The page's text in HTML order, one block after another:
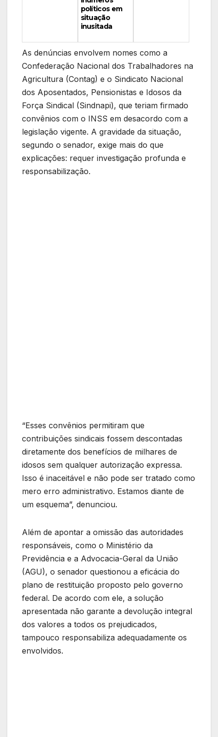
políticos em
situação
inusitada
As denúncias envolvem nomes como a
Confederação Nacional dos Trabalhadores na
Agricultura (Contag) e o Sindicato Nacional
dos Aposentados, Pensionistas e Idosos da
Força Sindical (Sindnapi), que teriam firmado
convênios com o INSS em desacordo com a
legislação vigente. A gravidade da situação,
segundo o senador, exige mais do que
explicações: requer investigação profunda e
responsabilização.
“Esses convênios permitiram que
contribuições sindicais fossem descontadas
diretamente dos benefícios de milhares de
idosos sem qualquer autorização expressa.
Isso é inaceitável e não pode ser tratado como
mero erro administrativo. Estamos diante de
um esquema”, denunciou.
Além de apontar a omissão das autoridades
responsáveis, como o Ministério da
Previdência e a Advocacia-Geral da União
(AGU), o senador questionou a eficácia do
plano de restituição proposto pelo governo
federal. De acordo com ele, a solução
apresentada não garante a devolução integral
dos valores a todos os prejudicados,
tampouco responsabiliza adequadamente os
envolvidos.